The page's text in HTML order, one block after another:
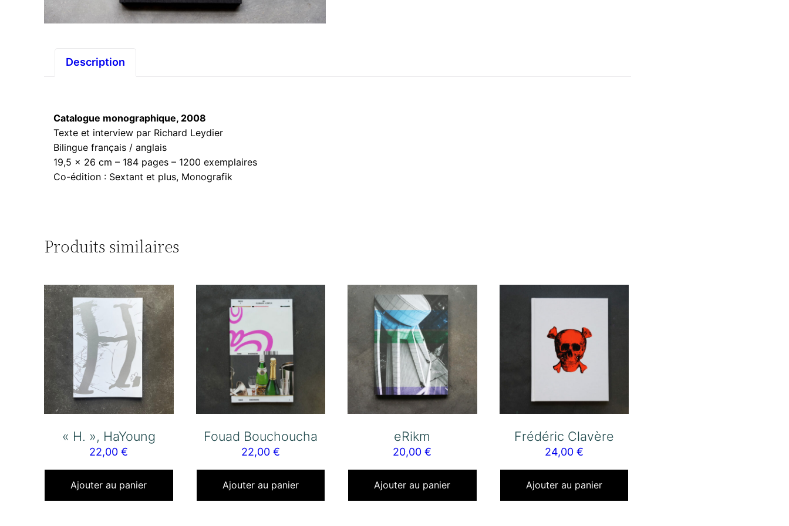
Description
Catalogue monographique, 2008
Texte et interview par Richard Leydier
Bilingue français / anglais
19,5 x 26 cm – 184 pages – 1200 exemplaires
Co-édition : Sextant et plus, Monografik
Produits similaires
« H. », HaYoung
22,00€
Ajouter au panier
Fouad Bouchoucha
22,00 €
Ajouter au panier
eRikm
20,00€
Ajouter au panier
Frédéric Clavère
24,00 €
Ajouter au panier